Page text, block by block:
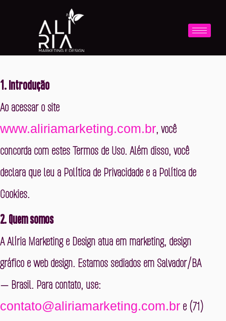
1. Introdução
Ao acessar o site
www.aliriamarketing.com.br, você
concorda com estes Termos de Uso. Além disso, você
declara que leu a Política de Privacidade e a Política de
Cookies.
2. Quem somos
A Alíria Marketing e Design atua em marketing, design
gráfico e web design. Estamos sediados em Salvador/BA
— Brasil. Para contato, use:
contato@aliriamarketing.com.br e (71)